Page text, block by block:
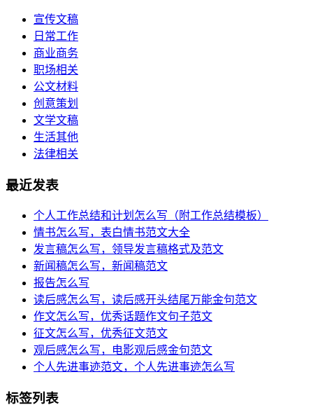
宣传文稿
日常工作
商业商务
职场相关
公文材料
创意策划
文学文稿
生活其他
法律相关
最近发表
个人工作总结和计划怎么写（附工作总结模板）
情书怎么写，表白情书范文大全
发言稿怎么写，领导发言稿格式及范文
新闻稿怎么写，新闻稿范文
报告怎么写
读后感怎么写，读后感开头结尾万能金句范文
作文怎么写，优秀话题作文句子范文
征文怎么写，优秀征文范文
观后感怎么写，电影观后感金句范文
个人先进事迹范文，个人先进事迹怎么写
标签列表